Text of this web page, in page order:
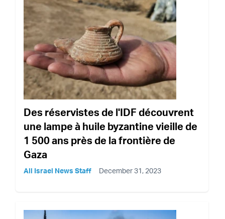
Des réservistes de l'IDF découvrent
une lampe à huile byzantine vieille de
1 500 ans près de la frontière de
Gaza
All Israel News Staff December 31, 2023